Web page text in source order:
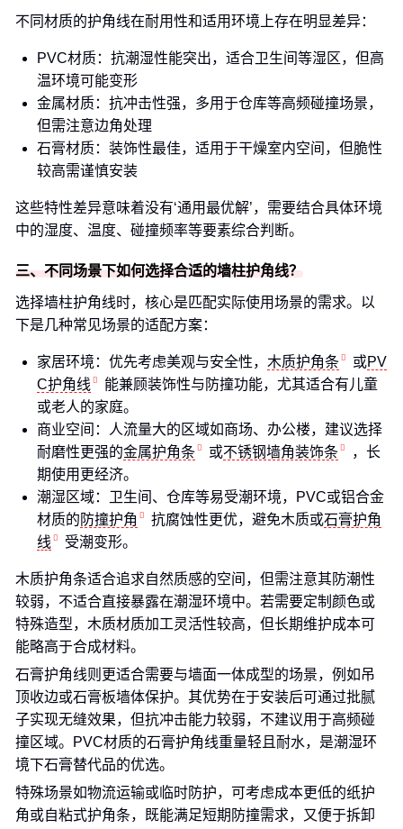
不同材质的护角线在耐用性和适用环境上存在明显差异：
PVC材质：抗潮湿性能突出，适合卫生间等湿区，但高
温环境可能变形
金属材质：抗冲击性强，多用于仓库等高频碰撞场景，
但需注意边角处理
石膏材质：装饰性最佳，适用于干燥室内空间，但脆性
较高需谨慎安装
这些特性差异意味着没有‘通用最优解’，需要结合具体环境
中的湿度、温度、碰撞频率等要素综合判断。
三、不同场景下如何选择合适的墙柱护角线？
选择墙柱护角线时，核心是匹配实际使用场景的需求。以
下是几种常见场景的适配方案：
家居环境：优先考虑美观与安全性， 木质护角条 或PV
C护角线
能兼顾装饰性与防撞功能，尤其适合有儿童
或老人的家庭。
商业空间：人流量大的区域如商场、办公楼，建议选择
耐磨性更强的金属护角条 或不锈钢墙角装饰条
，长
期使用更经济。
潮湿区域：卫生间、仓库等易受潮环境，PVC或铝合金
材质的 防撞护角 抗腐蚀性更优，避免木质或石膏护角
线
受潮变形。
木质护角条适合追求自然质感的空间，但需注意其防潮性
较弱，不适合直接暴露在潮湿环境中。若需要定制颜色或
特殊造型，木质材质加工灵活性较高，但长期维护成本可
能略高于合成材料。
石膏护角线则更适合需要与墙面一体成型的场景，例如吊
顶收边或石膏板墙体保护。其优势在于安装后可通过批腻
子实现无缝效果，但抗冲击能力较弱，不建议用于高频碰
撞区域。PVC材质的石膏护角线重量轻且耐水，是潮湿环
境下石膏替代品的优选。
特殊场景如物流运输或临时防护，可考虑成本更低的纸护
角或自粘式护角条，既能满足短期防撞需求，又便于拆卸